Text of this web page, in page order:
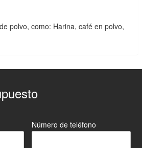
polvo, como: Harina, café en polvo,
Número de teléfono